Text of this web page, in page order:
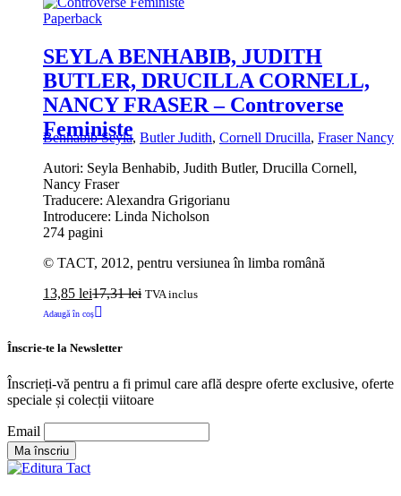
Paperback
SEYLA BENHABIB, JUDITH
BUTLER, DRUCILLA CORNELL,
NANCY FRASER – Controverse
Feministe
Benhabib Seyla, Butler Judith, Cornell Drucilla, Fraser Nancy
Autori: Seyla Benhabib, Judith Butler, Drucilla Cornell,
Nancy Fraser
Traducere: Alexandra Grigorianu
Introducere: Linda Nicholson
274 pagini
© TACT, 2012, pentru versiunea în limba română
13,85 lei17,31lei TVA inclus
Adaugă în coș
Înscrie-te la Newsletter
Înscrieți-vă pentru a fi primul care află despre oferte exclusive, oferte
speciale și colecții viitoare
Email